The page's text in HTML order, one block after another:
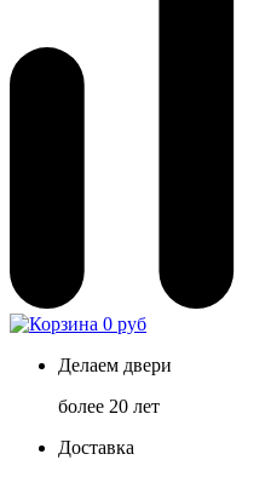
0 руб
Делаем двери
более 20 лет
Доставка